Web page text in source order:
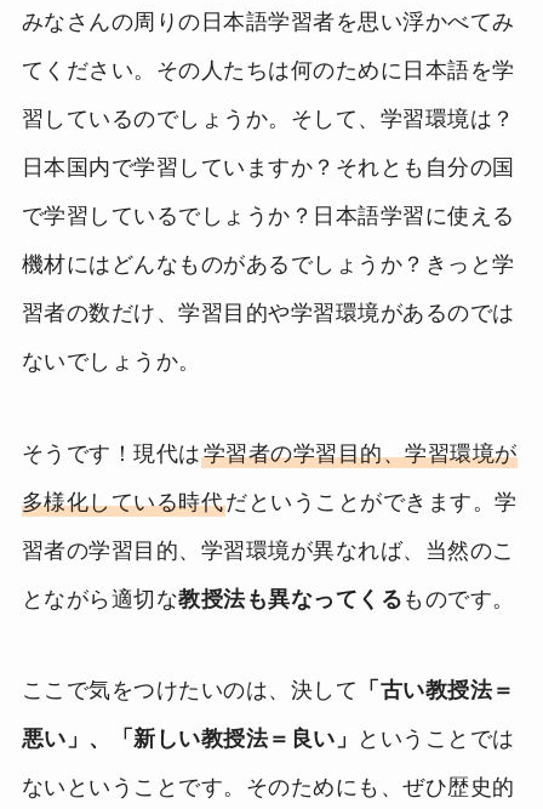
みなさんの周りの日本語学習者を思い浮かべてみ
てください。その人たちは何のために日本語を学
習しているのでしょうか。そして、学習環境は？
日本国内で学習していますか？それとも自分の国
で学習しているでしょうか？日本語学習に使える
機材にはどんなものがあるでしょうか？きっと学
習者の数だけ、学習目的や学習環境があるのでは
ないでしょうか。
そうです！現代は学習者の学習目的、学習環境が
多様化している時代だということができます。学
習者の学習目的、学習環境が異なれば、当然のこ
とながら適切な教授法も異なってくる ものです。
ここで気をつけたいのは、決して 「古い教授法＝
悪い」、「新しい教授法＝良い」
ということでは
ないということです。そのためにも、ぜひ歴史的